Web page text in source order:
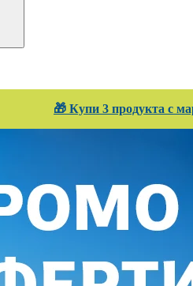
🎁 Купи 3 продукта с